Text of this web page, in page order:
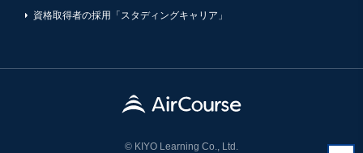
資格取得者の採用「スタディングキャリア」
© KIYO Learning Co., Ltd.